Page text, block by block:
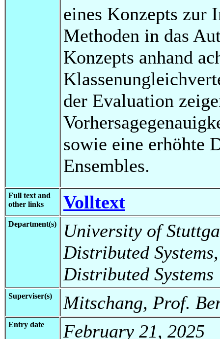
eines Konzepts zur
Methoden in das
Konzepts anhand
der Evaluation
sowie eine erhöhte
Ensembles.
Full text and
other links
Volltext
Department(s)
University of
Distributed
Distributed Systems
Superviser(s) Mitschang, Prof.
Entry date February 21, 2025